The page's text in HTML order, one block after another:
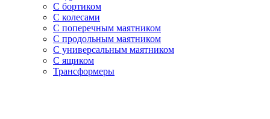
С бортиком
С колесами
С поперечным маятником
С продольным маятником
С универсальным маятником
С ящиком
Трансформеры